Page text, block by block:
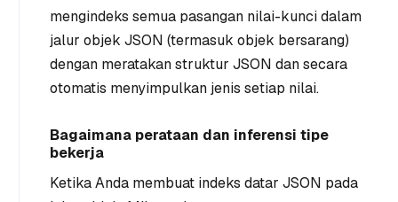
mengindeks semua pasangan nilai-kunci dalam
jalur objek JSON (termasuk objek bersarang)
dengan meratakanstruktur JSON dan secara
otomatis menyimpulkan jenis setiap nilai.
Bagaimana perataan dan inferensi tipe
bekerja
Ketika Anda membuat indeks datar JSON pada